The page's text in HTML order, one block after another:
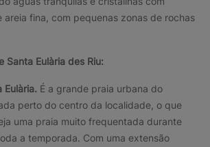
areia fina, com pequenas zonas de rochas
Santa Eulària des Riu:
Eulària. É a grande praia urbana do
perto do centro da localidade, o que
uma praia muito frequentada durante
a temporada. Com uma extensão